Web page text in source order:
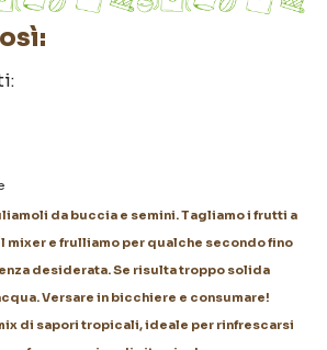
da buccia e semini. Tagliamo i frutti a
mixer e frulliamo per qualche secondo fino
desiderata. Se risulta troppo solida
Versare in bicchiere e consumare!
di sapori tropicali, ideale per rinfrescarsi